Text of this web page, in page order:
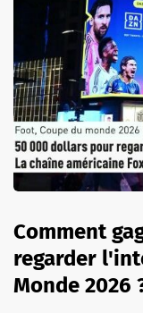
Comment
regarder
Monde 2026